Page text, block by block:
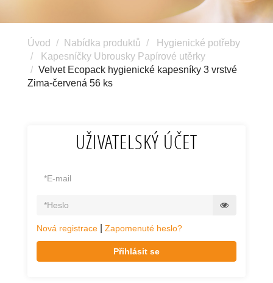
Úvod Nabídka produktů
Hygienické potřeby
Kapesníčky Ubrousky Papírové utěrky
Velvet Ecopack hygienické kapesníky 3 vrstvé
Zima-červená 56 ks
UŽIVATELSKÝ ÚČET
Nová registrace Zapomenuté heslo?
Přihlásit se